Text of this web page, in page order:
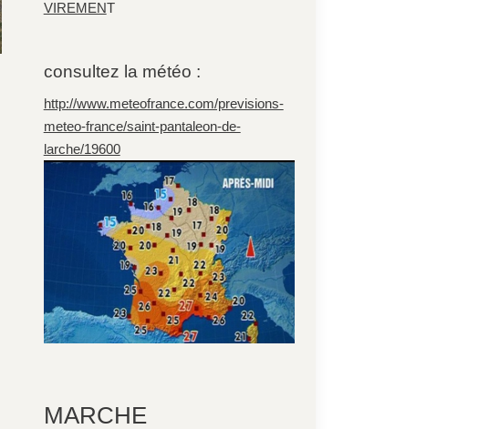
VIREMENT
consultez la météo :
http://www.meteofrance.com/previsions-
meteo-france/saint-pantaleon-de-
larche/19600
MARCHE